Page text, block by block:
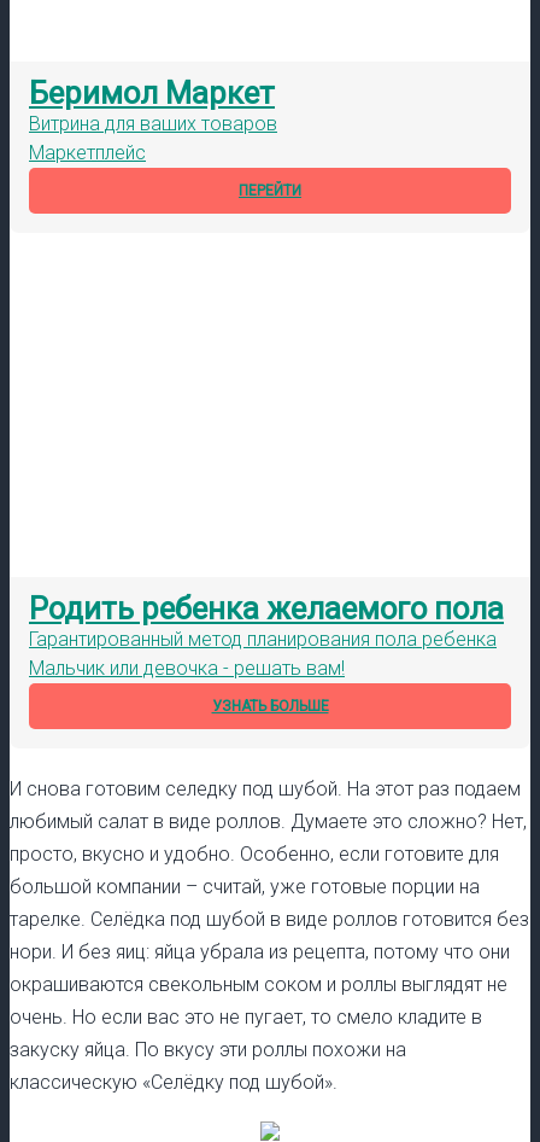
Беримол Маркет
Витрина для ваших товаров
Маркетплейс
ПЕРЕЙТИ
Родить ребенка желаемого пола
Гарантированный метод планирования пола ребенка
Мальчик или девочка - решать вам!
УЗНАТЬ БОЛЬШЕ
И снова готовим селедку под шубой. На этот раз подаем
любимый салат в виде роллов. Думаете это сложно? Нет,
просто, вкусно и удобно. Особенно, если готовите для
большой компании – считай, уже готовые порции на
тарелке. Селёдка под шубой в виде роллов готовится без
нори. И без яиц: яйца убрала из рецепта, потому что они
окрашиваются свекольным соком и роллы выглядят не
очень. Но если вас это не пугает, то смело кладите в
закуску яйца. По вкусу эти роллы похожи на
классическую «Селёдку под шубой».